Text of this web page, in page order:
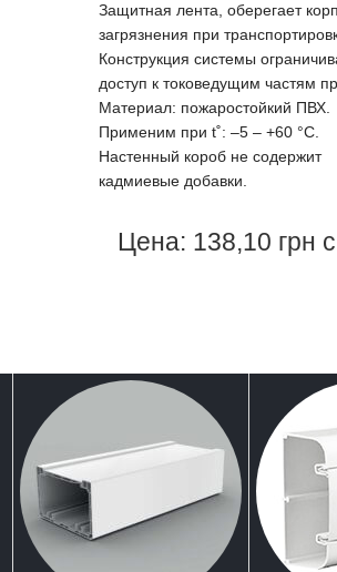
Защитная лента, оберегает
загрязнения при
Конструкция системы
доступ к токоведущим частям
Материал: пожаростойкий ПВХ.
Применим при t˚: –5 – +60 °С.
Настенный короб не содержит
кадмиевые добавки.
Цена: 138,10 грн